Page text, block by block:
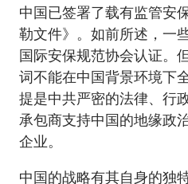
中国已签署了载有监管安
勒文件》。如前所述，一
国际安保规范协会认证。
词不能在中国背景环境下
提是中共严密的法律、行
承包商支持中国的地缘政
企业。
中国的战略有其自身的独